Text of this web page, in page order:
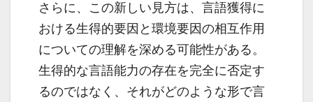
さらに、この新しい見方は、言語獲得に
おける生得的要因と環境要因の相互作用
についての理解を深める可能性がある。
生得的な言語能力の存在を完全に否定す
るのではなく、それがどのような形で言